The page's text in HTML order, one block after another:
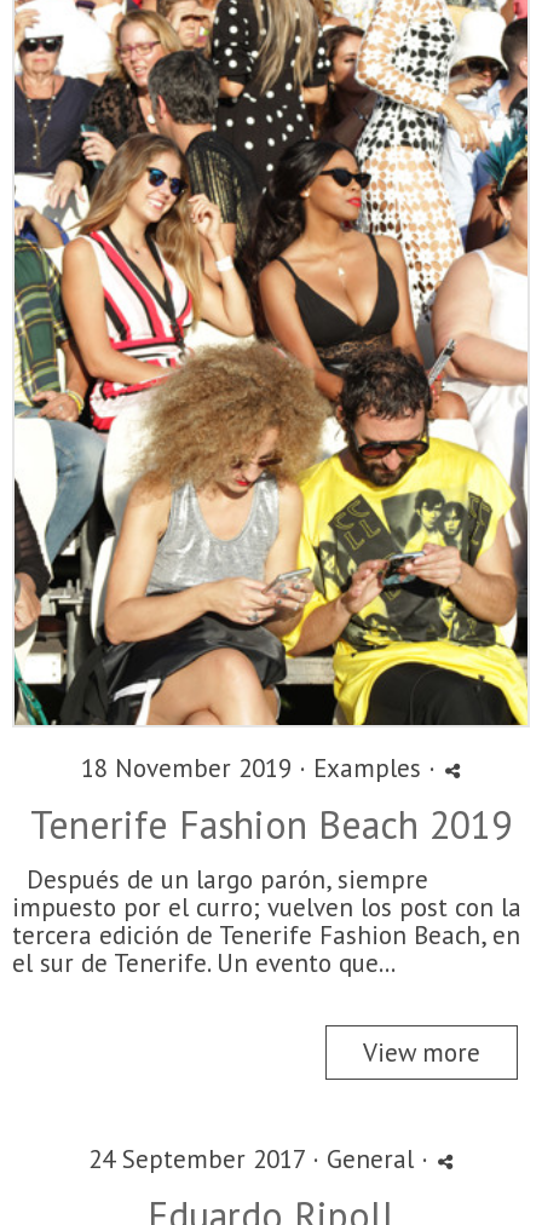
18 November 2019 · Examples ·
Tenerife Fashion Beach 2019
Después de un largo parón, siempre
impuesto por el curro; vuelven los post con la
tercera edición de Tenerife Fashion Beach, en
el sur de Tenerife. Un evento que...
View more
24 September 2017 · General·